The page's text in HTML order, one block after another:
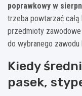
poprawkowy w
trzeba powtarzać
przedmioty
do wybranego zawodu
Kiedy
pasek,